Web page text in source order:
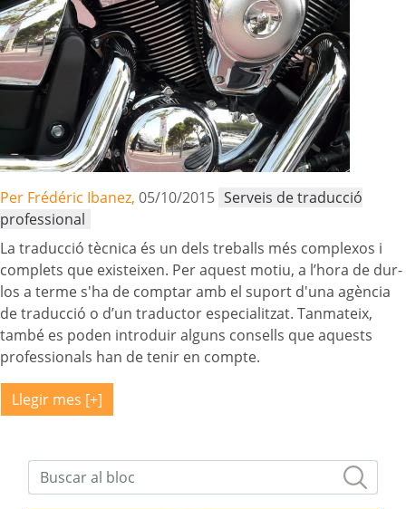
Per Frédéric Ibanez, 05/10/2015 Serveis de traducció
professional
La traducció tècnica és un dels treballs més complexos i
complets que existeixen. Per aquest motiu, a l’hora de dur-
los a terme s'ha de comptar amb el suport d'una agència
de traducció o d’un traductor especialitzat. Tanmateix,
també es poden introduir alguns consells que aquests
professionals han de tenir en compte.
Llegir mes